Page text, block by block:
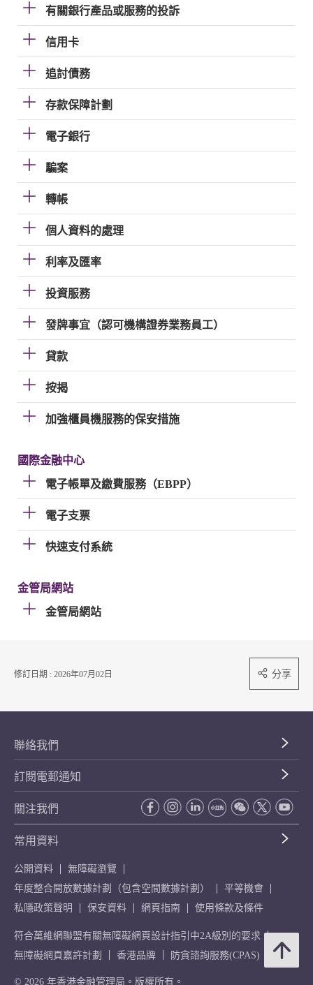
有關銀行產品或服務的投訴
信用卡
追討債務
存款保障計劃
電子銀行
騙案
轉帳
個人資料的處理
利率及匯率
投資服務
發牌事宜（認可機構證券業務員工）
貸款
按揭
加強櫃員機服務的保安措施
國際金融中心
電子帳單及繳費服務（EBPP）
電子支票
快速支付系統
金管局網站
金管局網站
修訂日期 : 2026年07月02日 分享
聯絡我們
訂閱電郵通知
關注我們
常用資料
公開資料
無障礙瀏覽
年度整合開放數據計劃（包含空間數據計劃）
平等機會
私隱政策聲明
保安資料 網頁指南 使用條款及條件
符合萬維網聯盟有關無障礙網頁設計指引中2A級別的要求
無障礙網頁嘉許計劃
香港品牌 防貪諮詢服務(CPAS)
© 2026 年香港金融管理局。版權所有。